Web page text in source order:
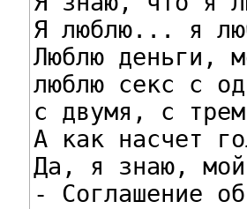
Я люблю... я
Люблю деньги,
люблю секс с
с двумя, с
А как насчет
Да, я знаю,
- Соглашение